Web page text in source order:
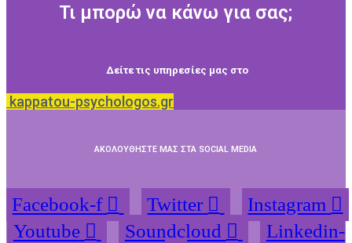
Τι μπορώ να κάνω για σας;
Δείτε τις υπηρεσίες μας στο
kappatou-psychologos.gr
ΑΚΟΛΟΥΘΗΣΤΕ ΜΑΣ ΣΤΑ SOCIAL MEDIA
Facebook-f Twitter
Instagram
Youtube
Soundcloud Linkedin-